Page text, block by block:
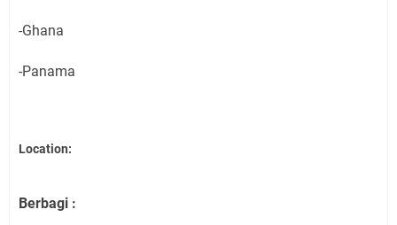
-Ghana
-Panama
Location:
Berbagi :